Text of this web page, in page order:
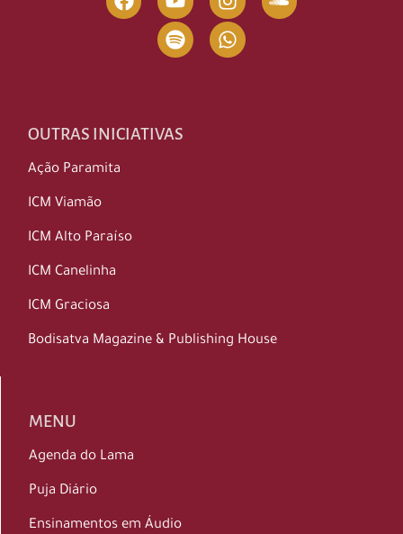
OUTRAS INICIATIVAS
Ação Paramita
ICM Viamão
ICM Alto Paraíso
ICM Canelinha
ICM Graciosa
Bodisatva Magazine & Publishing House
MENU
Agenda do Lama
Puja Diário
Ensinamentos em Áudio